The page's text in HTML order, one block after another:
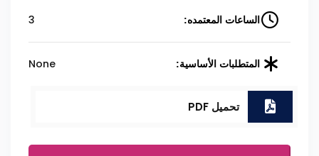
الساعات المعتمده: 3
المتطلبات الأساسية: None
تحميل PDF